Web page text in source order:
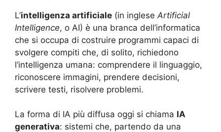
L’intelligenza artificiale (in inglese Artificial
Intelligence, o AI) è una branca dell’informatica
che si occupa di costruire programmi capaci di
svolgere compiti che, di solito, richiedono
l’intelligenza umana: comprendere il linguaggio,
riconoscere immagini, prendere decisioni,
scrivere testi, risolvere problemi.
La forma di IA più diffusa oggi si chiama IA
generativa: sistemi che, partendo da una